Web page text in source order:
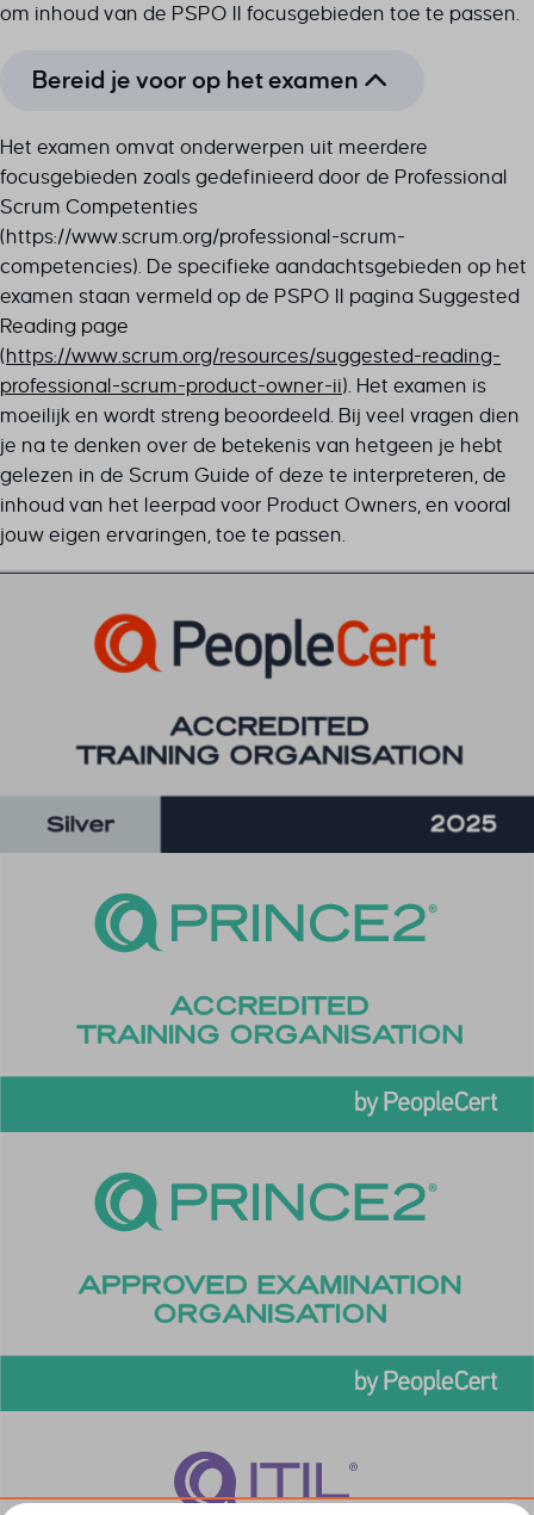
om inhoud van de PSPO II focusgebieden toe te passen.
Bereid je voor op het examen
Het examen omvat onderwerpen uit meerdere
focusgebieden zoals gedefinieerd door de Professional
Scrum Competenties
(https://www.scrum.org/professional-scrum-
competencies). De specifieke aandachtsgebieden op het
examen staan ​​vermeld op de PSPO II pagina Suggested
Reading page
(https://www.scrum.org/resources/suggested-reading-
professional-scrum-product-owner-ii). Het examen is
moeilijk en wordt streng beoordeeld. Bij veel vragen dien
je na te denken over de betekenis van hetgeen je hebt
gelezen in de Scrum Guide of deze te interpreteren, de
inhoud van het leerpad voor Product Owners, en vooral
jouw eigen ervaringen, toe te passen.